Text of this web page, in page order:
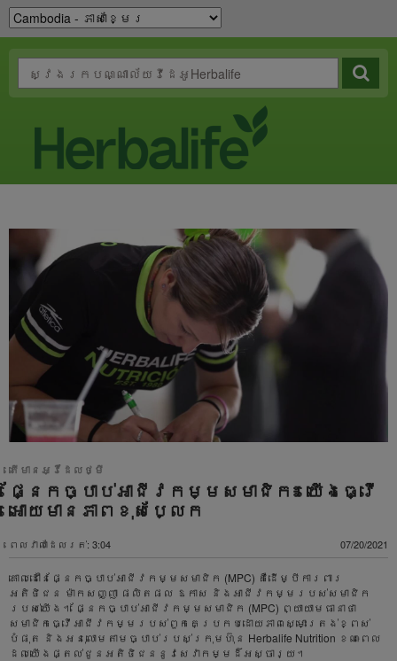
តើមានអ្វីដែលថ្មី
ផ្នែកច្បាប់អាជីវកម្មសមាជិក៖ យើងធ្វើ
អោយមានភាពខុសប្លែក
ពេលវាលាដែលរត់: 3:04 07/20/2021
គោលដៅនៃផ្នែកច្បាប់អាជីវកម្មសមាជិក (MPC) គឺដើម្បីការពារ
អតិថិជន ម៉ាកសញ្ញា ផលិតផល ឱកាស និងអាជីវកម្មរបស់សមាជិក
របស់យើង។ ផ្នែកច្បាប់អាជីវកម្មសមាជិក​ (MPC) ព្យាយាមធានាថា
សមាជិកធ្វើអាជីវកម្មរបស់ពួកគេប្រកបដោយភាពស្មោះត្រង់ខ្ពស់
បំផុត និងអនុលោមតាមច្បាប់របស់ក្រុមហ៊ុន Herbalife Nutrition ខណៈពេល
ដែលយើងផ្តល់ជូនអតិថិជននូវសេវាកម្មដ៏អស្ចារ្យ។